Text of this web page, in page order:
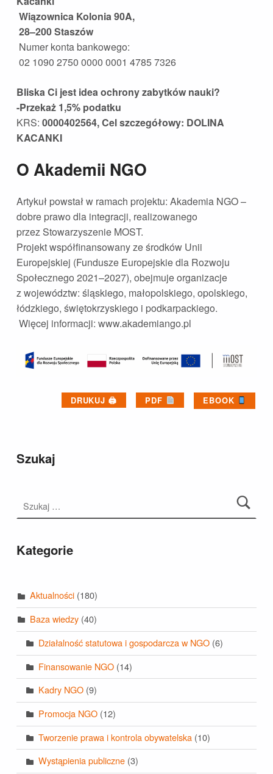
Wiązownica Kolonia 90A,
28–200 Staszów
Numer konta bankowego:
02 1090 2750 0000 0001 4785 7326
Bliska Ci jest idea ochrony zabytków nauki?
-Przekaż 1,5% podatku
KRS: 0000402564, Cel szczegółowy: DOLINA
KACANKI
O Akademii NGO
Artykuł powstał w ramach projektu: Akademia NGO –
dobre prawo dla integracji, realizowanego
przez Stowarzyszenie MOST.
Projekt współfinansowany ze środków Unii
Europejskiej (Fundusze Europejskie dla Rozwoju
Społecznego 2021–2027), obejmuje organizacje
z województw: śląskiego, małopolskiego, opolskiego,
łódzkiego, świętokrzyskiego i podkarpackiego.
Więcej informacji: www.akademiango.pl
DRUKUJ 🖨 PDF EBOOK
Szukaj
Kategorie
Aktualności(180)
Baza wiedzy(40)
Działalność statutowa i gospodarcza w NGO (6)
Finansowanie NGO (14)
Kadry NGO (9)
Promocja NGO (12)
Tworzenie prawa i kontrola obywatelska (10)
Wystąpienia publiczne (3)